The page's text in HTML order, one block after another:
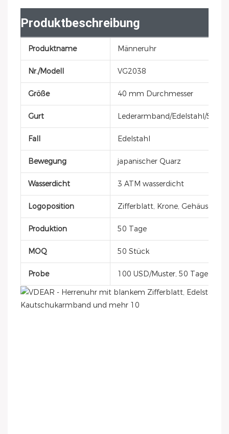
Produktbeschreibung
Produktname Männeruhr
Nr./Modell VG2038
Größe 40 mm Durchmesser
Gurt Lederarmband/Edelstahl/Silikon
Fall Edelstahl
Bewegung japanischer Quarz
Wasserdicht 3 ATM wasserdicht
Logoposition Zifferblatt, Krone,
Produktion 50 Tage
MOQ 50 Stück
Probe 100 USD/Muster, 50 Tage